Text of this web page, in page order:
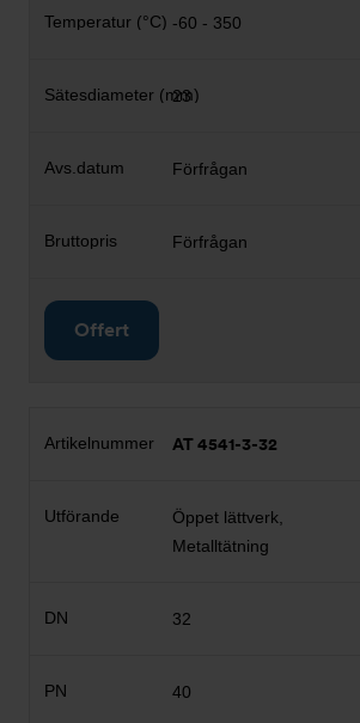
-60 - 350
23
Förfrågan
Förfrågan
Offert
AT 4541-3-32
Öppet lättverk,
Metalltätning
32
40